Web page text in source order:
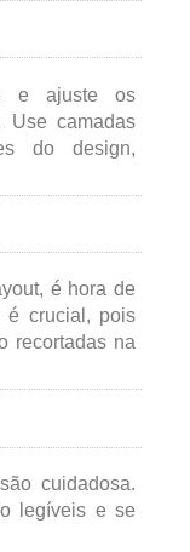
e ajuste os
Use camadas
do design,
é hora de
é crucial, pois
recortadas na
cuidadosa.
legíveis e se